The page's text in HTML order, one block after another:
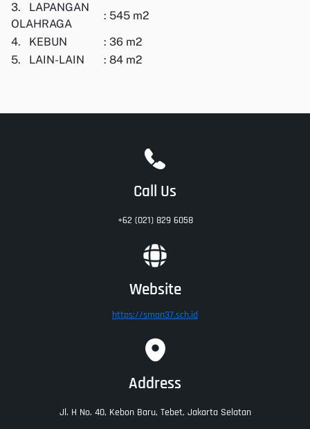
3. LAPANGAN
OLAHRAGA
: 545 m2
4. KEBUN
: 36 m2
5. LAIN-LAIN
: 84 m2
Call Us
+62 (021) 829 6058
Website
https://sman37.sch.id
Address
Jl. H No. 40, Kebon Baru, Tebet, Jakarta Selatan